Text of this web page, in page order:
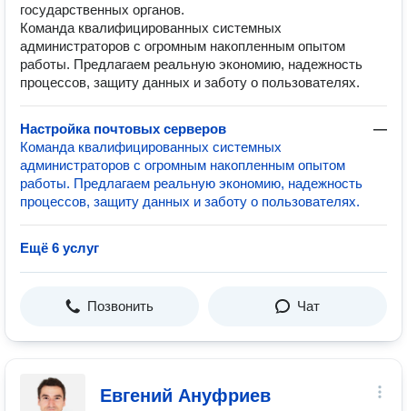
государственных органов.
Команда квалифицированных системных
администраторов с огромным накопленным опытом
работы. Предлагаем реальную экономию, надежность
процессов, защиту данных и заботу о пользователях.
Настройка почтовых серверов
—
Команда квалифицированных системных
администраторов с огромным накопленным опытом
работы. Предлагаем реальную экономию, надежность
процессов, защиту данных и заботу о пользователях.
Ещё 6 услуг
Позвонить Чат
Евгений Ануфриев